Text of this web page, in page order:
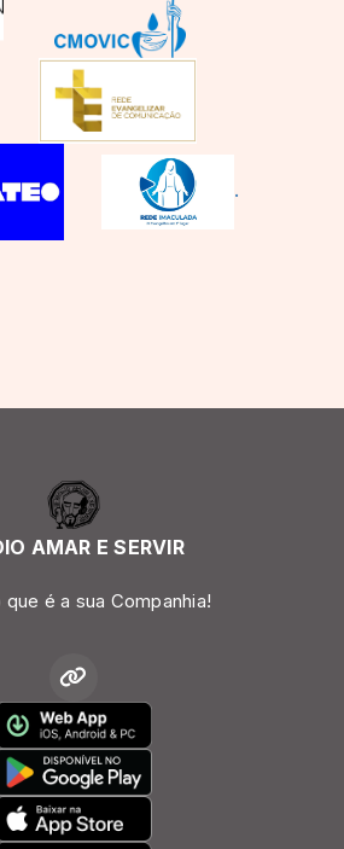
.
AMAR E SERVIR
que é a sua Companhia!